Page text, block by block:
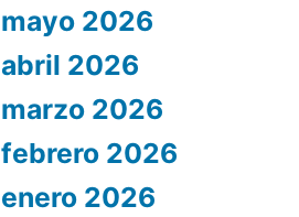
mayo 2026
abril 2026
marzo 2026
febrero 2026
enero 2026